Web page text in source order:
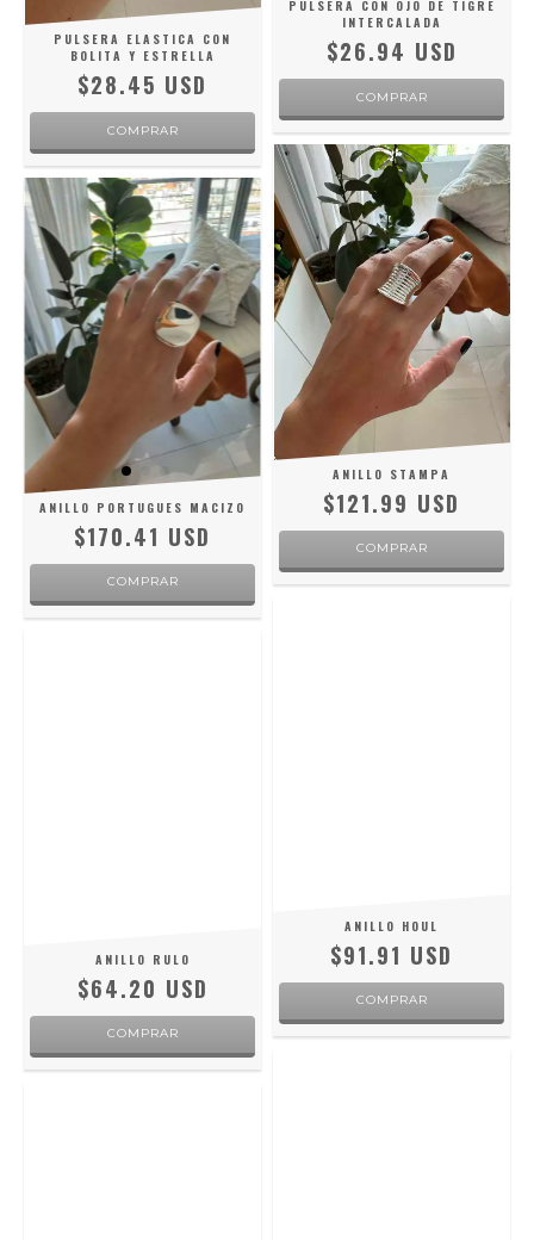
PULSERA ELASTICA CON
BOLITA Y ESTRELLA
$28.45 USD
PULSERA CON OJO DE TIGRE
INTERCALADA
$26.94 USD
ANILLO PORTUGUES MACIZO
$170.41 USD
COMPRAR
ANILLO STAMPA
$121.99 USD
COMPRAR
ANILLO RULO
$64.20 USD
COMPRAR
ANILLO HOUL
$91.91 USD
COMPRAR